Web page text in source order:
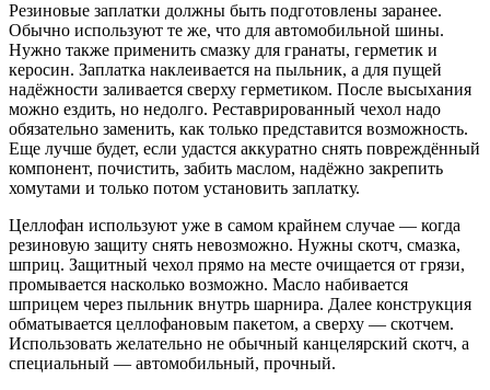
Резиновые заплатки должны быть подготовлены заранее.
Обычно используют те же, что для автомобильной шины.
Нужно также применить смазку для гранаты, герметик и
керосин. Заплатка наклеивается на пыльник, а для пущей
надёжности заливается сверху герметиком. После высыхания
можно ездить, но недолго. Реставрированный чехол надо
обязательно заменить, как только представится возможность.
Еще лучше будет, если удастся аккуратно снять повреждённый
компонент, почистить, забить маслом, надёжно закрепить
хомутами и только потом установить заплатку.
Целлофан используют уже в самом крайнем случае — когда
резиновую защиту снять невозможно. Нужны скотч, смазка,
шприц. Защитный чехол прямо на месте очищается от грязи,
промывается насколько возможно. Масло набивается
шприцем через пыльник внутрь шарнира. Далее конструкция
обматывается целлофановым пакетом, а сверху — скотчем.
Использовать желательно не обычный канцелярский скотч, а
специальный — автомобильный, прочный.